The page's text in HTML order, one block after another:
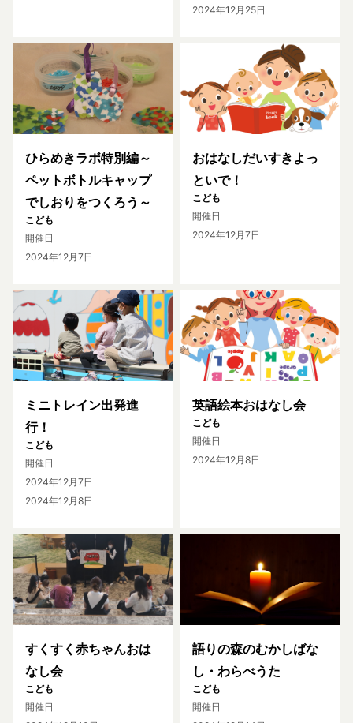
2024年12月25日
ひらめきラボ特別編～
ペットボトルキャップ
でしおりをつくろう～
こども
開催日
2024年12月7日
おはなしだいすきよっ
といで！
こども
開催日
2024年12月7日
ミニトレイン出発進
行！
こども
開催日
2024年12月7日
2024年12月8日
英語絵本おはなし会
こども
開催日
2024年12月8日
すくすく赤ちゃんおは
なし会
こども
開催日
語りの森のむかしばな
し・わらべうた
こども
開催日